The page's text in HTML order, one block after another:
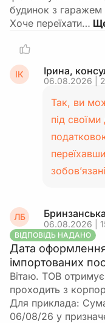
будинок з гаражем
Хоче переїхати…
ІК Ірина,
06.08.2026 |
Так, ви
під
ЛБ
06.08.2026 |
ВІДПОВІДЬ НАДАНО
Дата оформлення
імпортованих
Вітаю. ТОВ
проходить з
Для приклада:
06/08/26 у